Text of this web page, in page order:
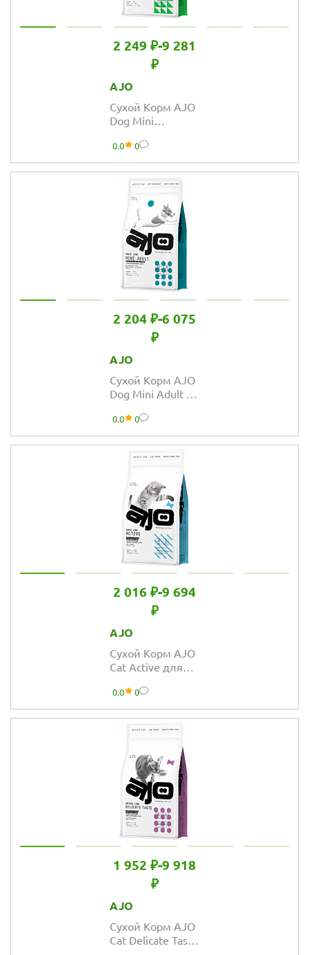
2 249 ₽-9 281
₽
AJO
Сухой Корм AJO
Dog Mini
гречкой для
взрослых собак
миниатюрных и
склонных к
аллергиям
0.0 0
2 204 ₽-6 075
₽
AJO
Сухой Корм AJO
Dog Mini Adult с
взрослых собак
малых пород
0.0 0
2 016 ₽-9 694
₽
AJO
Сухой Корм AJO
Cat Аctive для
0.0 0
1 952 ₽-9 918
₽
AJO
Сухой Корм AJO
Cat Delicate Taste